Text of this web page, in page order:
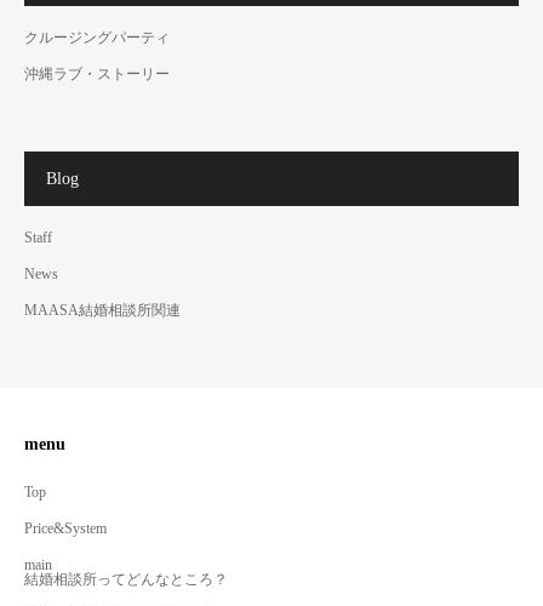
クルージングパーティ
沖縄ラブ・ストーリー
Blog
Staff
News
MAASA結婚相談所関連
menu
Top
Price&System
main
結婚相談所ってどんなところ？